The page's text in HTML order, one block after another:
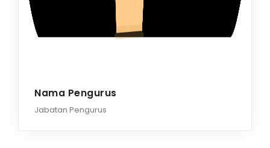
Nama Pengurus
Jabatan Pengurus